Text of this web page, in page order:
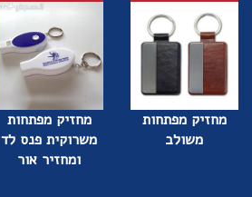
מחזיק מפתחות
משולב
מחזיק מפתחות
משרוקית פנס לד
ומחזיר אור